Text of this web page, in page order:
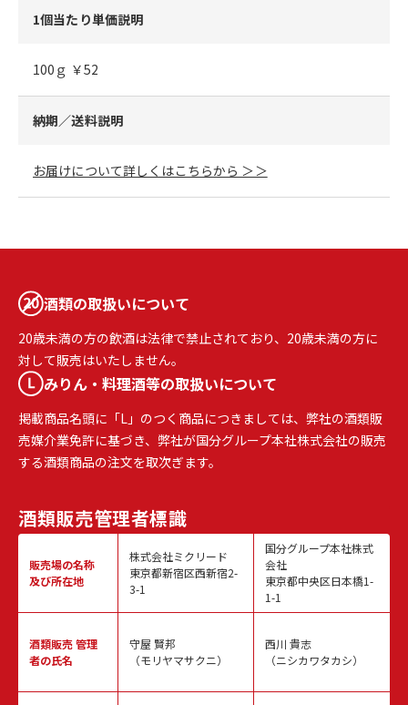
1個当たり単価説明
100ｇ ￥52
納期／送料説明
お届けについて詳しくはこちらから ＞＞
酒類の取扱いについて
20歳未満の方の飲酒は法律で禁止されており、20歳未満の方に
対して販売はいたしません。
みりん・料理酒等の取扱いについて
掲載商品名頭に「L」のつく商品につきましては、弊社の酒類販
売媒介業免許に基づき、弊社が国分グループ本社株式会社の販売
する酒類商品の注文を取次ぎます。
酒類販売管理者標識
販売場の名称
及び所在地
酒類販売管理
者の氏名
株式会社ミクリード
東京都新宿区西新宿2-
3-1
守屋 賢邦
（モリヤマサクニ）
国分グループ本社株式
会社
東京都中央区日本橋1-
1-1
西川 貴志
（ニシカワタカシ）